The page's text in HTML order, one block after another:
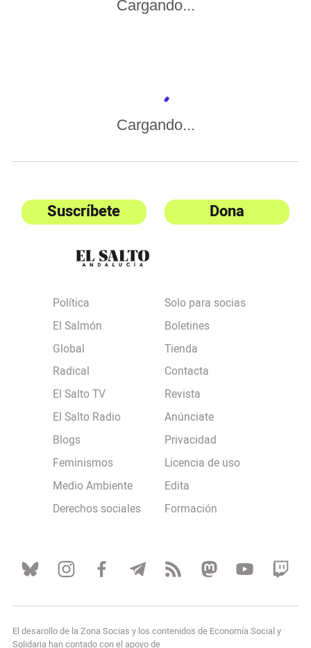
Cargando...
Cargando...
Suscríbete Dona
Política
El Salmón
Global
Radical
El Salto TV
El Salto Radio
Blogs
Feminismos
Medio Ambiente
Derechos sociales
Solo para socias
Boletines
Tienda
Contacta
Revista
Anúnciate
Privacidad
Licencia de uso
Edita
Formación
El desarollo de la Zona Socias y los contenidos de Economía Social y
Solidaria han contado con el apoyo de